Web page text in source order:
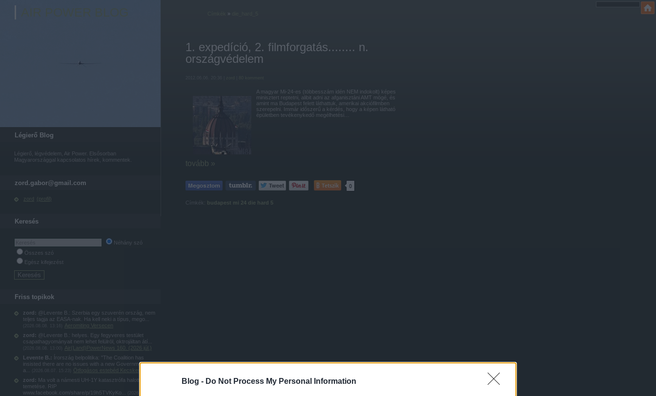
Blog - Do Not Process My Personal Information
Légierő Blog
Légierő, légvédelem, Air Power. Elsősorban
Magyarországgal kapcsolatos hírek, kommentek.
zord.gabor@gmail.com
zord ( profil )
Keresés
Néhány szó
Összes szó
Egész kifejezést
Friss topikok
zord: @Levente B.: Szerbia egy szuverén ország, nem
teljes tagja az EASA-nak. Ha kell neki a típus, mego...
Aeromiting Versecen
zord: @Levente B.: helyes. Egy fegyveres testület
csapathagyományait nem lehet felülrōl, oktrojáltan átí...
Air(Land)PowerNews 160. (2026 júl.)
Levente B.: Írország belpolitika: "The Coalition has
insisted there are no issues with a new Government jet
a...
Ötfogásos estebéd Kecskeméten
zord: Ma volt a námesti UH-1Y katasztrófa halottjának
temetése. RIP
www.facebook.com/share/p/19h5TVKyKo...
»
1. expedíció, 2. filmforgatás........ n.
országvédelem
A magyar Mi-24-es (többesszám idén NEM indokolt) képes
minisztert reptetni, alibit adni az afganisztáni AMT mögé, és
amint ma Budapest felett láthattuk, amerikai akciófilmben
szerepelni. Immár időszerű a kérdés, hogy a képen látható
épületben tevékenykedő megélhetési…
tovább »
Tetszik 0
Címkék: budapest mi 24 die hard 5